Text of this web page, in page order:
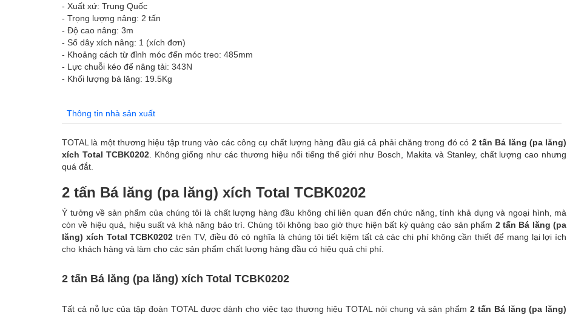
- Xuất xứ: Trung Quốc
- Trọng lượng nâng: 2 tấn
- Độ cao nâng: 3m
- Số dây xích nâng: 1 (xích đơn)
- Khoảng cách từ đỉnh móc đến móc treo: 485mm
- Lực chuỗi kéo để nâng tải: 343N
- Khối lượng bá lăng: 19.5Kg
Thông tin nhà sản xuất
TOTAL là một thương hiệu tập trung vào các công cụ chất lượng hàng đầu giá cả phải chăng trong đó có 2 tấn Bá lăng (pa lăng)
xích Total TCBK0202. Không giống như các thương hiệu nổi tiếng thế giới như Bosch, Makita và Stanley, chất lượng cao nhưng
quá đắt.
2 tấn Bá lăng (pa lăng) xích Total TCBK0202
Ý tưởng về sản phẩm của chúng tôi là chất lượng hàng đầu không chỉ liên quan đến chức năng, tính khả dụng và ngoại hình, mà
còn về hiệu quả, hiệu suất và khả năng bảo trì. Chúng tôi không bao giờ thực hiện bất kỳ quảng cáo sản phẩm 2 tấn Bá lăng (pa
lăng) xích Total TCBK0202trên TV, điều đó có nghĩa là chúng tôi tiết kiệm tất cả các chi phí không cần thiết để mang lại lợi ích
cho khách hàng và làm cho các sản phẩm chất lượng hàng đầu có hiệu quả chi phí.
2 tấn Bá lăng (pa lăng) xích Total TCBK0202
Tất cả nỗ lực của tập đoàn TOTAL được dành cho việc tạo thương hiệu TOTAL nói chung và sản phẩm2 tấn Bá lăng (pa lăng)